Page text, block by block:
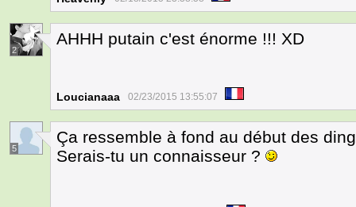
2
AHHH putain c'est énorme !!! XD
Loucianaaa 02/23/2015 13:55:07
5
Ça ressemble à fond au début des
Serais-tu un connaisseur ?